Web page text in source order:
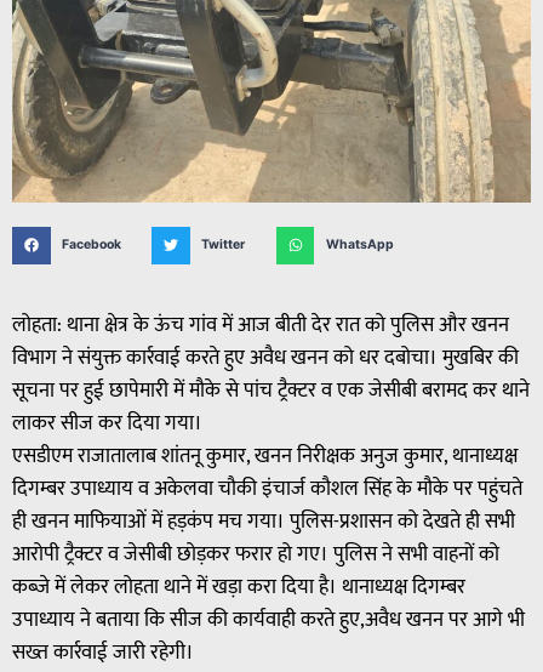
Facebook Twitter WhatsApp
लोहता: थाना क्षेत्र के ऊंच गांव में आज बीती देर रात को पुलिस और खनन
विभाग ने संयुक्त कार्रवाई करते हुए अवैध खनन को धर दबोचा। मुखबिर की
सूचना पर हुई छापेमारी में मौके से पांच ट्रैक्टर व एक जेसीबी बरामद कर थाने
लाकर सीज कर दिया गया।
एसडीएम राजातालाब शांतनू कुमार, खनन निरीक्षक अनुज कुमार, थानाध्यक्ष
दिगम्बर उपाध्याय व अकेलवा चौकी इंचार्ज कौशल सिंह के मौके पर पहुंचते
ही खनन माफियाओं में हड़कंप मच गया। पुलिस-प्रशासन को देखते ही सभी
आरोपी ट्रैक्टर व जेसीबी छोड़कर फरार हो गए। पुलिस ने सभी वाहनों को
कब्जे में लेकर लोहता थाने में खड़ा करा दिया है। थानाध्यक्ष दिगम्बर
उपाध्याय ने बताया कि सीज की कार्यवाही करते हुए,अवैध खनन पर आगे भी
सख्त कार्रवाई जारी रहेगी।